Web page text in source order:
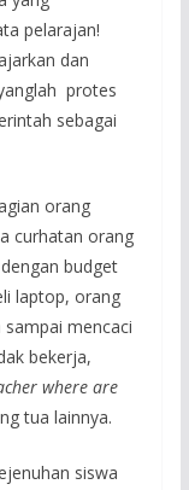
pelarajan!
dan
protes
sebagai
orang
curhatan orang
budget
laptop, orang
mencaci
bekerja,
where are
tua lainnya.
siswa